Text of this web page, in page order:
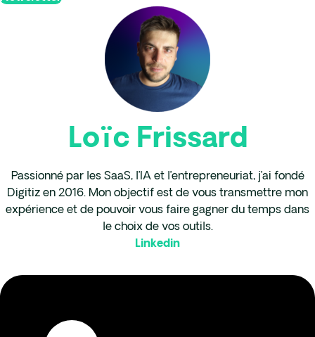
Loïc Frissard
Passionné par les SaaS, l’IA et l’entrepreneuriat, j’ai fondé
Digitiz en 2016. Mon objectif est de vous transmettre mon
expérience et de pouvoir vous faire gagner du temps dans
le choix de vos outils.
Linkedin